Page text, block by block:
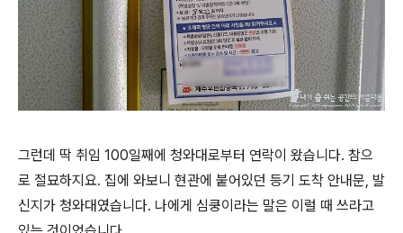
그런데 딱 취임 100일째에 청와대로부터 연락이 왔습니다. 참으
로 절묘하지요. 집에 와보니 현관에 붙어있던 등기 도착 안내문, 발
신지가 청와대였습니다. 나에게 심쿵이라는 말은 이럴 때 쓰라고